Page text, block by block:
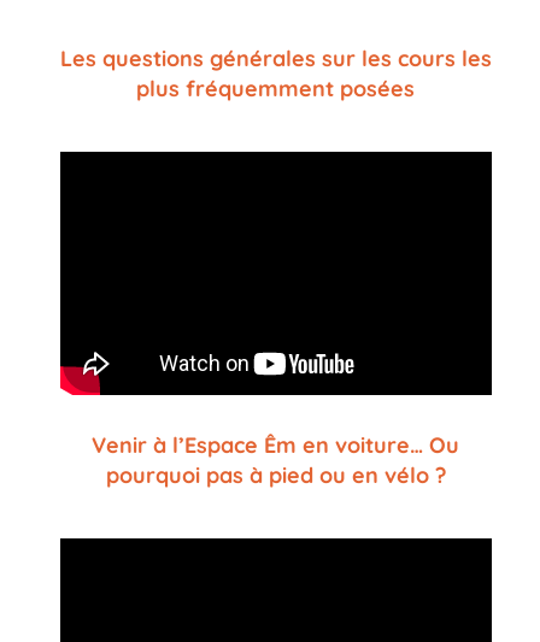
Les questions générales sur les cours les
plus fréquemment posées
Venir à l’Espace Êm en voiture… Ou
pourquoi pas à pied ou en vélo ?